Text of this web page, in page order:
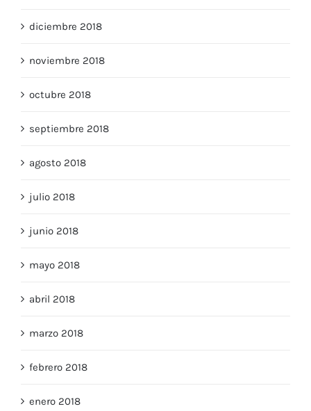
diciembre 2018
noviembre 2018
octubre 2018
septiembre 2018
agosto 2018
julio 2018
junio 2018
mayo 2018
abril 2018
marzo 2018
febrero 2018
enero 2018